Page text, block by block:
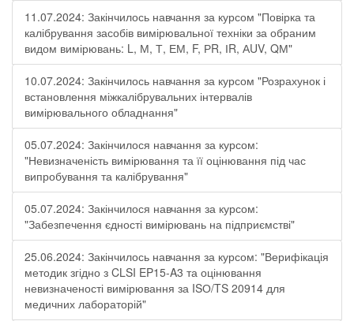
11.07.2024: Закінчилось навчання за курсом "Повірка та
калібрування засобів вимірювальної техніки за обраним
видом вимірювань: L, М, Т, ЕМ, F, РR, ІR, АUV, QМ"
10.07.2024: Закінчилось навчання за курсом "Розрахунок і
встановлення міжкалібрувальних інтервалів
вимірювального обладнання"
05.07.2024: Закінчилося навчання за курсом:
"Невизначеність вимірювання та її оцінювання під час
випробування та калібрування"
05.07.2024: Закінчилося навчання за курсом:
"Забезпечення єдності вимірювань на підприємстві"
25.06.2024: Закінчилось навчання за курсом: "Верифікація
методик згідно з CLSI EP15-A3 та оцінювання
невизначеності вимірювання за ISО/TS 20914 для
медичних лабораторій"